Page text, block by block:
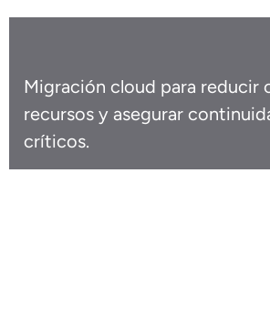
Caso de éxito
Migración cloud para reducir
recursos y asegurar
críticos.